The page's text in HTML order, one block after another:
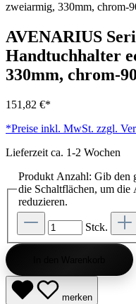
AVENARIUS
Handtuchhalter
330mm, chrom-
151,82 €*
*Preise inkl. MwSt. zzgl.
Lieferzeit ca. 1-2 Wochen
Produkt Anzahl: Gib den
die Schaltflächen, um die
reduzieren.
Stck.
merken